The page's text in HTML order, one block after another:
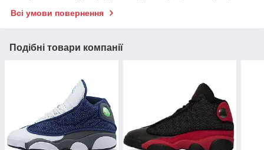
Всі умови повернення
Подібні товари компанії